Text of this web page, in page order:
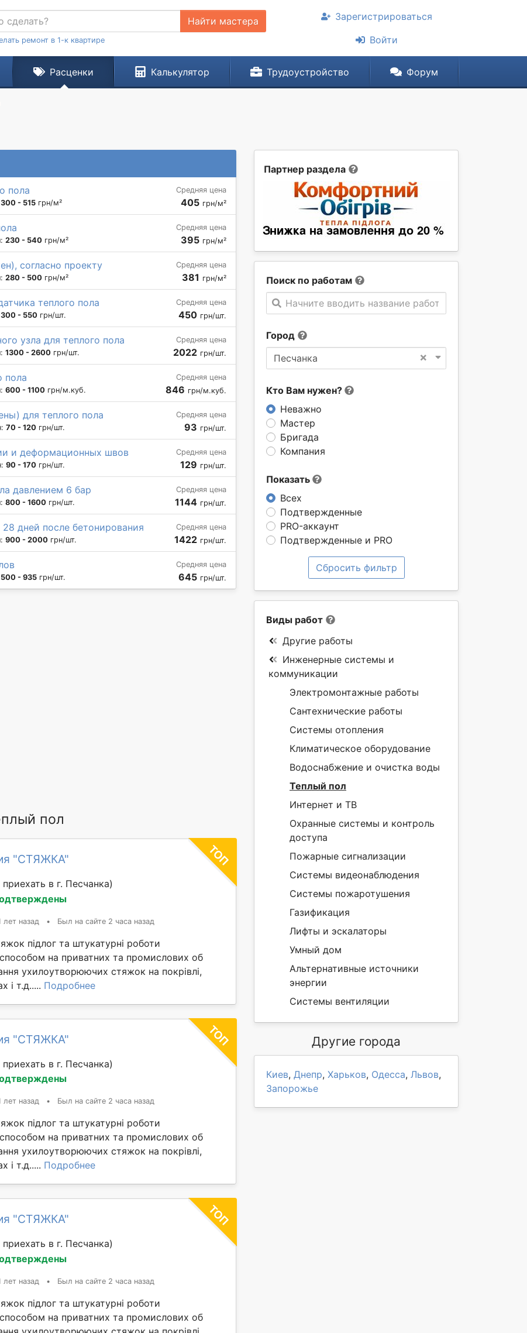
Найти мастера
ремонт в 1-к квартире
Зарегистрироваться
Войти
Расценки Калькулятор Трудоустройство Форум
Партнер раздела
Поиск по работам
Начните вводить название работы
Город
×
Песчанка
Кто Вам нужен?
Неважно
Мастер
Бригада
Компания
Показать
Всех
Подтвержденные
PRO-аккаунт
Подтвержденные и PRO
Сбросить фильтр
пола
300 - 515 грн/м²
Средняя цена
405 грн/м²
230 - 540 грн/м²
Средняя цена
395 грн/м²
согласно проекту
280 - 500 грн/м²
Средняя цена
381 грн/м²
теплого пола
300 - 550 грн/шт.
Средняя цена
450 грн/шт.
узла для теплого пола
1300 - 2600 грн/шт.
Средняя цена
2022 грн/шт.
пола
600 - 1100 грн/м.куб.
Средняя цена
846 грн/м.куб.
для теплого пола
70 - 120 грн/шт.
Средняя цена
93 грн/шт.
и деформационных швов
90 - 170 грн/шт.
Средняя цена
129 грн/шт.
давлением 6 бар
800 - 1600 грн/шт.
Средняя цена
1144 грн/шт.
дней после бетонирования
900 - 2000 грн/шт.
Средняя цена
1422 грн/шт.
500 - 935 грн/шт.
Средняя цена
645 грн/шт.
пол
"СТЯЖКА"
в г. Песчанка)
лет назад • Был на сайте 2 часа назад
підлог та штукатурні роботи
на приватних та промислових об
ухилоутворюючих стяжок на покрівлі,
і т.д..... Подробнее
"СТЯЖКА"
в г. Песчанка)
лет назад • Был на сайте 2 часа назад
підлог та штукатурні роботи
на приватних та промислових об
ухилоутворюючих стяжок на покрівлі,
і т.д..... Подробнее
"СТЯЖКА"
в г. Песчанка)
лет назад • Был на сайте 2 часа назад
підлог та штукатурні роботи
на приватних та промислових об
Виды работ
Другие работы
Инженерные системы и
коммуникации
Электромонтажные работы
Сантехнические работы
Системы отопления
Климатическое оборудование
Водоснабжение и очистка воды
Теплый пол
Интернет и ТВ
Охранные системы и контроль
доступа
Пожарные сигнализации
Системы видеонаблюдения
Системы пожаротушения
Газификация
Лифты и эскалаторы
Умный дом
Альтернативные источники
энергии
Системы вентиляции
Другие города
Киев, Днепр, Харьков, Одесса, Львов,
Запорожье